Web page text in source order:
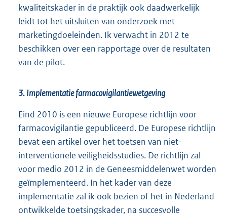
kwaliteitskader in de praktijk ook daadwerkelijk
leidt tot het uitsluiten van onderzoek met
marketingdoeleinden. Ik verwacht in 2012 te
beschikken over een rapportage over de resultaten
van de pilot.
3. Implementatie farmacovigilantiewetgeving
Eind 2010 is een nieuwe Europese richtlijn voor
farmacovigilantie gepubliceerd. De Europese richtlijn
bevat een artikel over het toetsen van niet-
interventionele veiligheidsstudies. De richtlijn zal
voor medio 2012 in de Geneesmiddelenwet worden
geïmplementeerd. In het kader van deze
implementatie zal ik ook bezien of het in Nederland
ontwikkelde toetsingskader, na succesvolle